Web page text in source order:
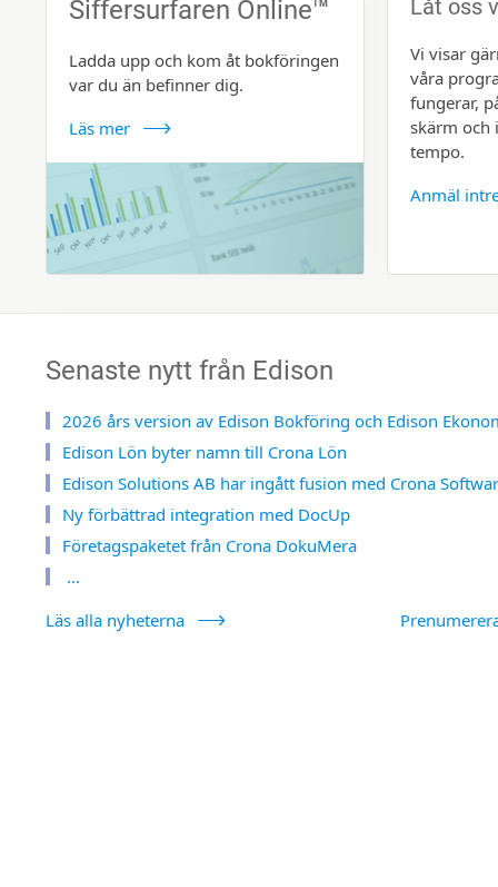
Siffersurfaren OnlineTM
Ladda upp och kom åt bokföringen
var du än befinner dig.
Läs mer
Låt oss
Vi visar
våra
fungerar,
skärm och
tempo.
Anmäl
Senaste nytt från Edison
2026 års version av Edison Bokföring och Edison
Edison Lön byter namn till Crona Lön
Edison Solutions AB har ingått fusion med Crona
Ny förbättrad integration med DocUp
Företagspaketet från Crona DokuMera
…
Läs alla nyheterna